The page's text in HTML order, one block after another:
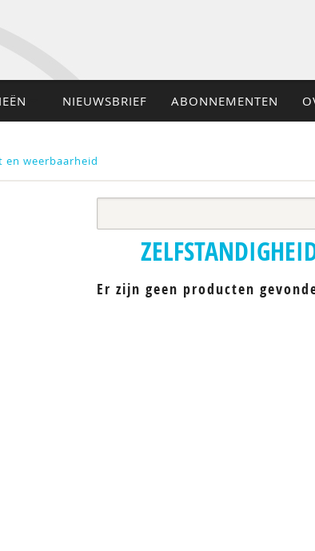
NIEUWSBRIEF ABONNEMENTEN
en weerbaarheid
Er zijn geen producten